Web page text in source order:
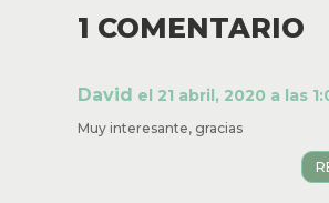
1 COMENTARIO
David el 21 abril, 2020 a las
Muy interesante, gracias